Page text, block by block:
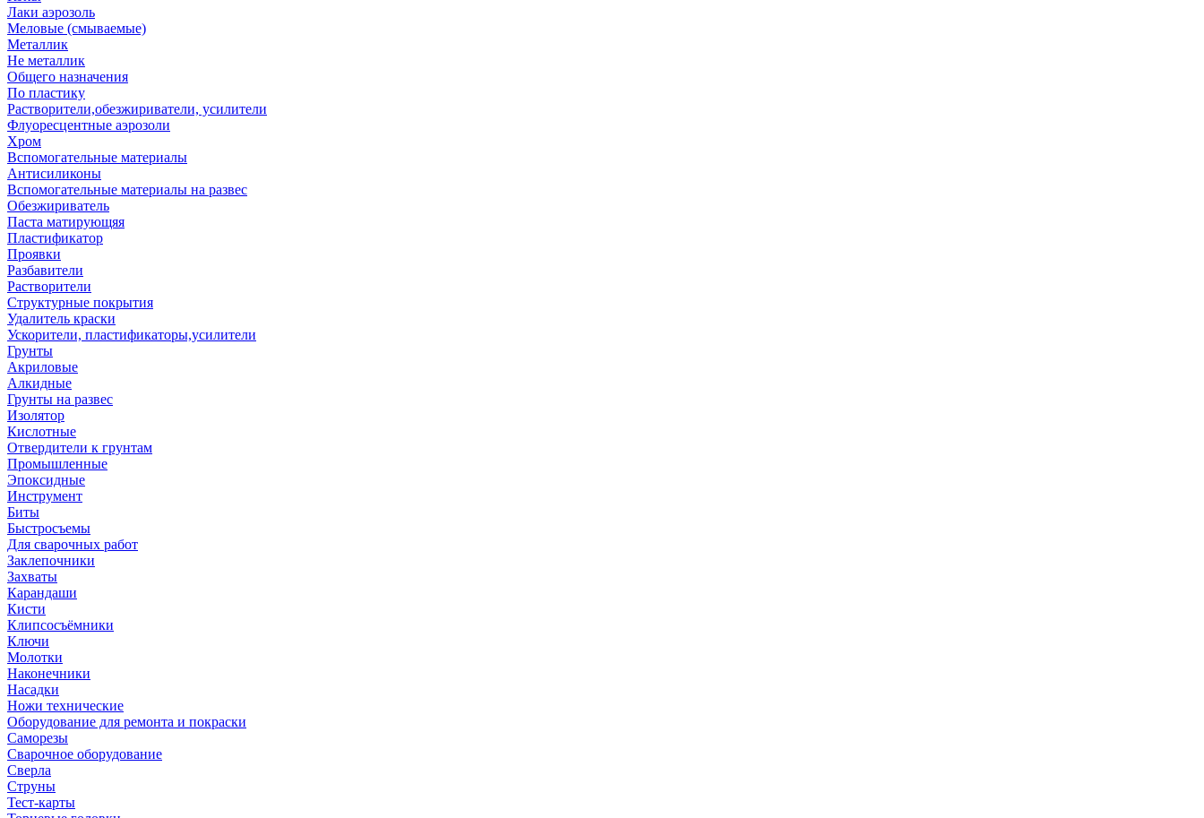
Лаки аэрозоль
Меловые (смываемые)
Металлик
Не металлик
Общего назначения
По пластику
Растворители,обезжириватели, усилители
Флуоресцентные аэрозоли
Хром
Вспомогательные материалы
Антисиликоны
Вспомогательные материалы на развес
Обезжириватель
Паста матирующяя
Пластификатор
Проявки
Разбавители
Растворители
Структурные покрытия
Удалитель краски
Ускорители, пластификаторы,усилители
Грунты
Акриловые
Алкидные
Грунты на развес
Изолятор
Кислотные
Отвердители к грунтам
Промышленные
Эпоксидные
Инструмент
Биты
Быстросъемы
Для сварочных работ
Заклепочники
Захваты
Карандаши
Кисти
Клипсосъёмники
Ключи
Молотки
Наконечники
Насадки
Ножи технические
Оборудование для ремонта и покраски
Саморезы
Сварочное оборудование
Сверла
Струны
Тест-карты